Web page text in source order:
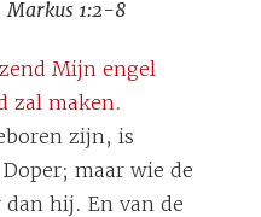
Markus 1:2-8
Mijn engel
zal maken.
zijn, is
maar wie de
hij. En van de